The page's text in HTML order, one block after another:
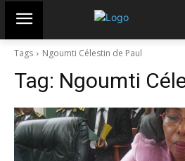
Tags Ngoumti Célestin de Paul
Tag: Ngoumti